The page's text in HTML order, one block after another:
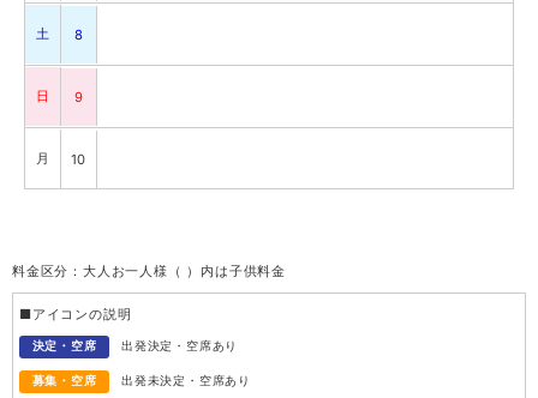
土 8
日 9
月 10
12
木 13
料金区分：大人お一人様（ ）内は子供料金
■アイコンの説明
決定・空席 出発決定・空席あり
募集・空席 出発未決定・空席あり